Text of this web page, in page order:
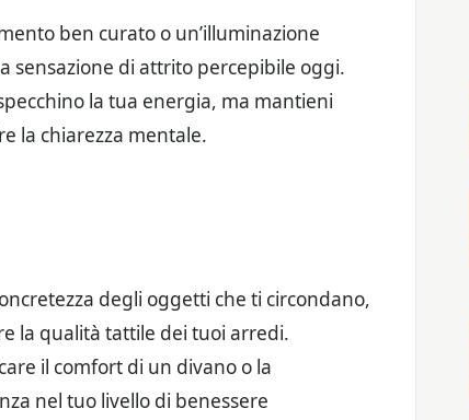
ben curato o un’illuminazione
sensazione di attrito percepibile oggi.
la tua energia, ma mantieni
la chiarezza mentale.
degli oggetti che ti circondano,
la qualità tattile dei tuoi arredi.
il comfort di un divano o la
nel tuo livello di benessere